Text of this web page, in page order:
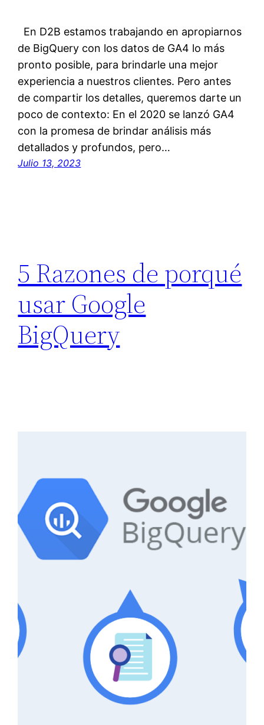
En D2B estamos trabajando en apropiarnos
de BigQuery con los datos de GA4 lo más
pronto posible, para brindarle una mejor
experiencia a nuestros clientes. Pero antes
de compartir los detalles, queremos darte un
poco de contexto: En el 2020 se lanzó GA4
con la promesa de brindar análisis más
detallados y profundos, pero…
Julio 13, 2023
5 Razones de porqué
usar Google
BigQuery